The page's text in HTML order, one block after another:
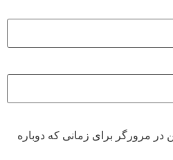
مرورگر برای زمانی که دوباره